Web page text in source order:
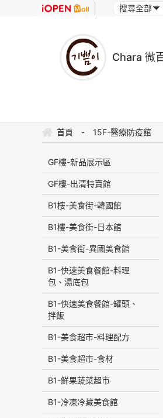
Chara 微
首頁 - 15F-醫療防疫館
GF樓-新品展示區
GF樓-出清特賣館
B1樓-美食街-韓國館
B1樓-美食街-日本館
B1-美食街-異國美食館
B1-快速美食餐館-料理
包、湯底包
B1-快速美食餐館-罐頭、
拌飯
B1-美食超市-料理配方
B1-美食超市-食材
B1-鮮果蔬菜超市
B1-冷凍冷藏美食館